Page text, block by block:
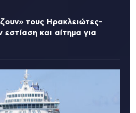
τους Ηρακλειώτες-
εστίαση και αίτημα για